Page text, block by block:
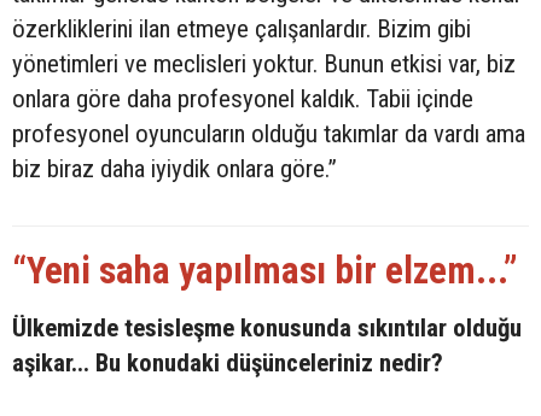
özerkliklerini ilan etmeye çalışanlardır. Bizim gibi
yönetimleri ve meclisleri yoktur. Bunun etkisi var, biz
onlara göre daha profesyonel kaldık. Tabii içinde
profesyonel oyuncuların olduğu takımlar da vardı ama
biz biraz daha iyiydik onlara göre.”
“Yeni saha yapılması bir elzem...”
Ülkemizde tesisleşme konusunda sıkıntılar olduğu
aşikar... Bu konudaki düşünceleriniz nedir?